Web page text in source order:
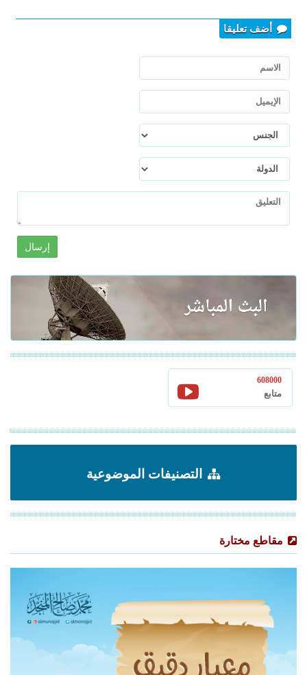
أضف تعليقا
إرسال
608000
متابع
التصنيفات الموضوعية
مقاطع مختارة